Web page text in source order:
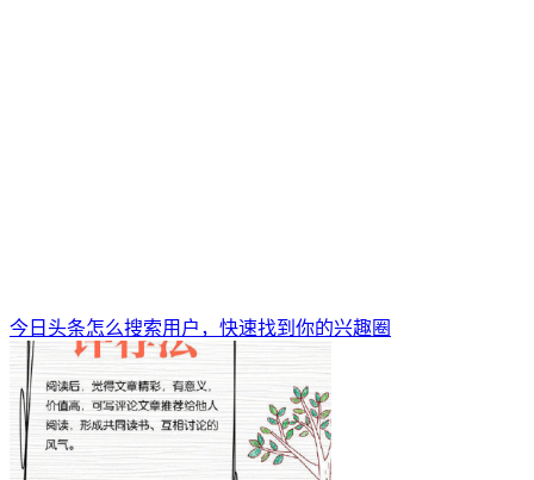
今日头条怎么搜索用户，快速找到你的兴趣圈